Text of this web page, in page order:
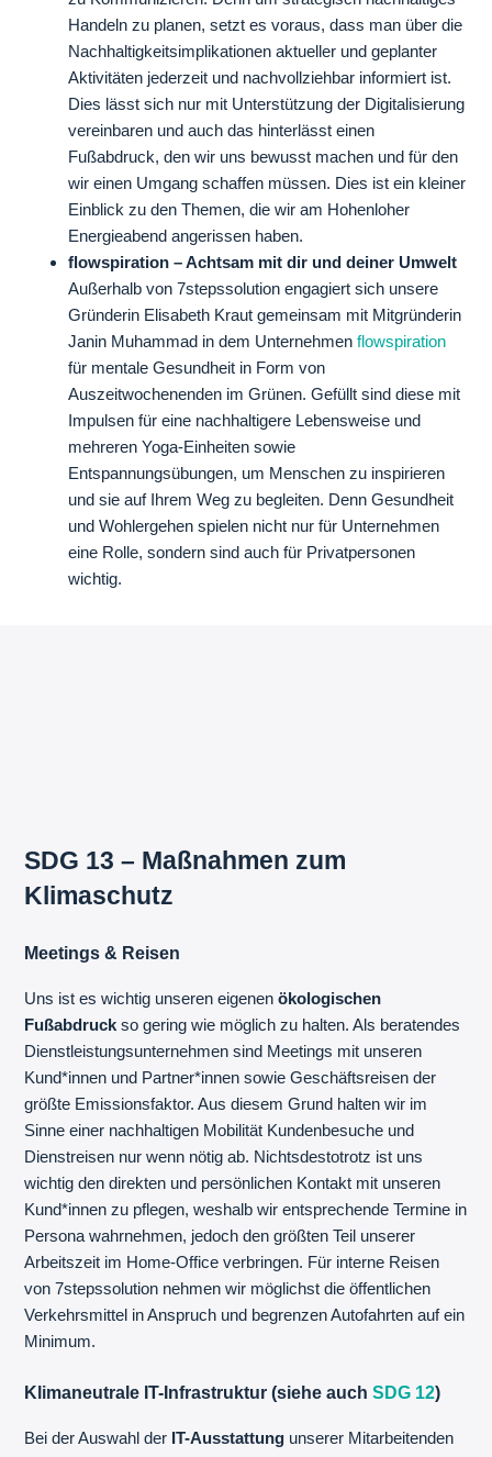
Handeln zu planen, setzt es voraus, dass man über die
Nachhaltigkeitsimplikationen aktueller und geplanter
Aktivitäten jederzeit und nachvollziehbar informiert ist.
Dies lässt sich nur mit Unterstützung der Digitalisierung
vereinbaren und auch das hinterlässt einen
Fußabdruck, den wir uns bewusst machen und für den
wir einen Umgang schaffen müssen. Dies ist ein kleiner
Einblick zu den Themen, die wir am Hohenloher
Energieabend angerissen haben.
flowspiration – Achtsam mit dir und deiner Umwelt
Außerhalb von 7stepssolution engagiert sich unsere
Gründerin Elisabeth Kraut gemeinsam mit Mitgründerin
Janin Muhammad in dem Unternehmenflowspiration
für mentale Gesundheit in Form von
Auszeitwochenenden im Grünen. Gefüllt sind diese mit
Impulsen für eine nachhaltigere Lebensweise und
mehreren Yoga-Einheiten sowie
Entspannungsübungen, um Menschen zu inspirieren
und sie auf Ihrem Weg zu begleiten. Denn Gesundheit
und Wohlergehen spielen nicht nur für Unternehmen
eine Rolle, sondern sind auch für Privatpersonen
wichtig.
SDG 13 – Maßnahmen zum
Klimaschutz
Meetings & Reisen
Uns ist es wichtig unseren eigenenökologischen
Fußabdruck so gering wie möglich zu halten. Als beratendes
Dienstleistungsunternehmen sind Meetings mit unseren
Kund*innen und Partner*innen sowie Geschäftsreisen der
größte Emissionsfaktor. Aus diesem Grund halten wir im
Sinne einer nachhaltigen Mobilität Kundenbesuche und
Dienstreisen nur wenn nötig ab. Nichtsdestotrotz ist uns
wichtig den direkten und persönlichen Kontakt mit unseren
Kund*innen zu pflegen, weshalb wir entsprechende Termine in
Persona wahrnehmen, jedoch den größten Teil unserer
Arbeitszeit im Home-Office verbringen. Für interne Reisen
von 7stepssolution nehmen wir möglichst die öffentlichen
Verkehrsmittel in Anspruch und begrenzen Autofahrten auf ein
Minimum.
Klimaneutrale IT-Infrastruktur (siehe auchSDG 12)
Bei der Auswahl der IT-Ausstattung unserer Mitarbeitenden